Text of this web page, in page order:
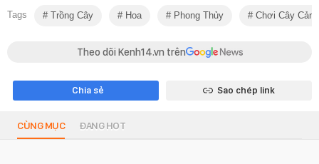
Tags Trồng Cây Hoa Phong Thủy Chơi Cây Cảnh
Theo dõi Kenh14.vn trên
Chia sẻ Sao chép link
CÙNG MỤC ĐANG HOT